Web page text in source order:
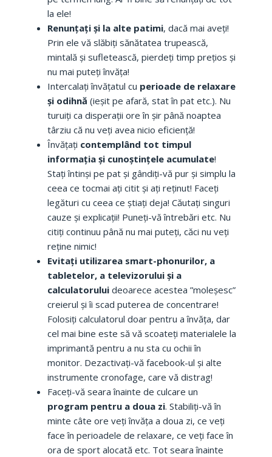
la ele!
Renunțați și la alte patimi, dacă mai aveți!
Prin ele vă slăbiți sănătatea trupească,
mintală și sufletească, pierdeți timp prețios și
nu mai puteți învăța!
Intercalați învățatul cu perioade de relaxare
și odihnă (ieșit pe afară, stat în pat etc.). Nu
turuiți ca disperații ore în șir până noaptea
târziu că nu veți avea nicio eficiență!
Învățați contemplând tot timpul
informația și cunoștințele acumulate!
Stați întinși pe pat și gândiți-vă pur și simplu la
ceea ce tocmai ați citit și ați reținut! Faceți
legături cu ceea ce știați deja! Căutați singuri
cauze și explicații! Puneți-vă întrebări etc. Nu
citiți continuu până nu mai puteți, căci nu veți
reține nimic!
Evitați utilizarea smart-phonurilor, a
tabletelor, a televizorului și a
calculatorului deoarece acestea ”moleșesc”
creierul și îi scad puterea de concentrare!
Folosiți calculatorul doar pentru a învăța, dar
cel mai bine este să vă scoateți materialele la
imprimantă pentru a nu sta cu ochii în
monitor. Dezactivați-vă facebook-ul și alte
instrumente cronofage, care vă distrag!
Faceți-vă seara înainte de culcare un
program pentru a doua zi. Stabiliți-vă în
minte câte ore veți învăța a doua zi, ce veți
face în perioadele de relaxare, ce veți face în
ora de sport alocată etc. Tot seara înainte